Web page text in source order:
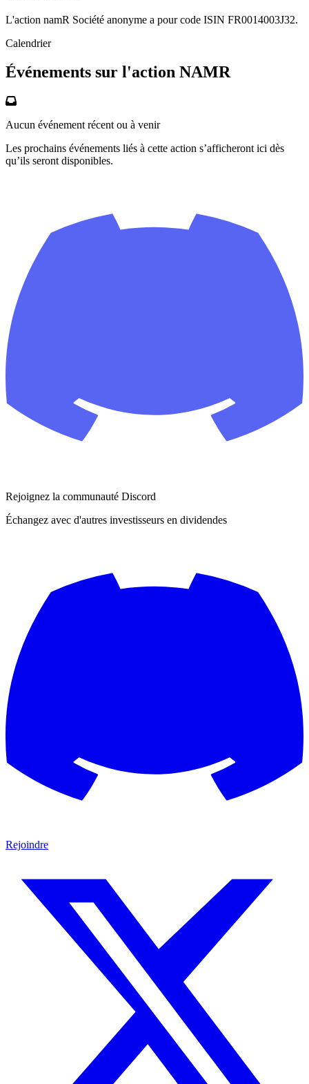
L'action namR Société anonyme a pour code ISIN FR0014003J32.
Calendrier
Événements sur l'action NAMR
Aucun événement récent ou à venir
Les prochains événements liés à cette action s’afficheront ici dès
qu’ils seront disponibles.
Rejoignez la communauté Discord
Échangez avec d'autres investisseurs en dividendes
Rejoindre